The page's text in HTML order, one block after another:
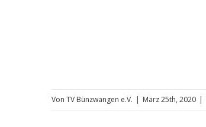
Von TV Bünzwangen e.V. | März 25th, 2020 |